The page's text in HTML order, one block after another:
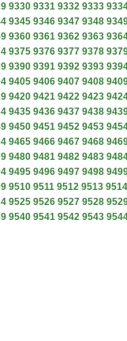
9330 9331 9332 9333
9345 9346 9347 9348
9360 9361 9362 9363
9375 9376 9377 9378
9390 9391 9392 9393
9405 9406 9407 9408
9420 9421 9422 9423
9435 9436 9437 9438
9450 9451 9452 9453
9465 9466 9467 9468
9480 9481 9482 9483
9495 9496 9497 9498
9510 9511 9512 9513 9514
9525 9526 9527 9528
9540 9541 9542 9543